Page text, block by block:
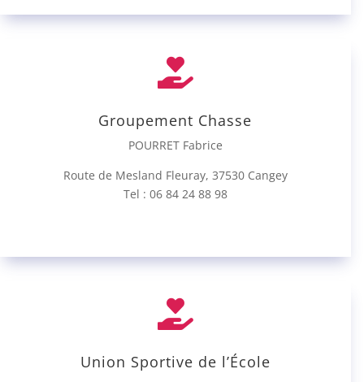

Groupement Chasse
POURRET Fabrice
Route de Mesland Fleuray, 37530 Cangey
Tel : 06 84 24 88 98

Union Sportive de l’École